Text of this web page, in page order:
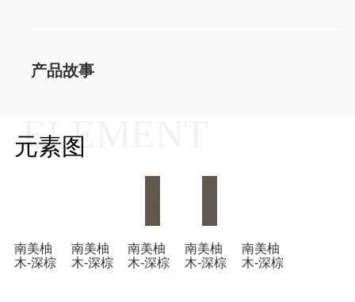
产品故事
元素图
ELEMENT
南美柚
木-深棕
南美柚
木-深棕
南美柚
木-深棕
南美柚
木-深棕
南美柚
木-深棕